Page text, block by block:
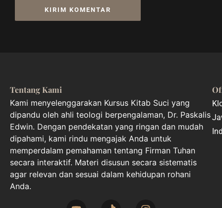
Tentang Kami
Kami menyelenggarakan Kursus Kitab Suci yang
dipandu oleh ahli teologi berpengalaman, Dr. Paskalis
Edwin. Dengan pendekatan yang ringan dan mudah
dipahami, kami rindu mengajak Anda untuk
memperdalam pemahaman tentang Firman Tuhan
secara interaktif. Materi disusun secara sistematis
agar relevan dan sesuai dalam kehidupan rohani
Anda.